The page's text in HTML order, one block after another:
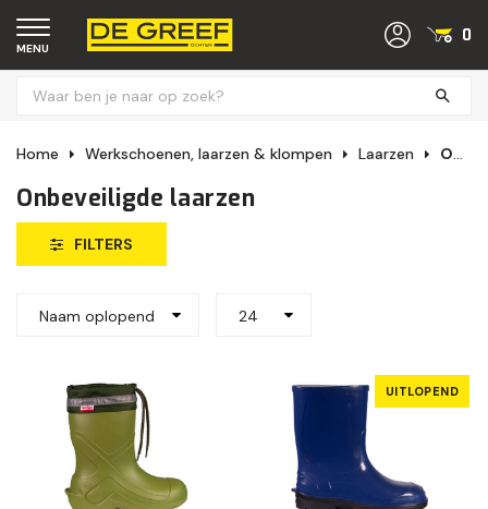
MENU
0
Home Werkschoenen, laarzen & klompen Laarzen Onbeveiligde laarzen
Onbeveiligde laarzen
FILTERS
Naam oplopend 24
UITLOPEND